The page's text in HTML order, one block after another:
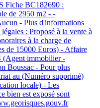
Fiche BC182690 :
de 2950 m2 - -
- Plus d'informations
: Proposé à la vente à
à la charge de
de 15000 Euros) - Affaire
(Agent immobilier -
Boussac - Pour plus
au (Numéro supprimé)
locale) - Les
bien est exposé sont